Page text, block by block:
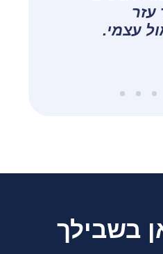
עזר
עצמי.
קליני
שהתאים לי
בשבילך